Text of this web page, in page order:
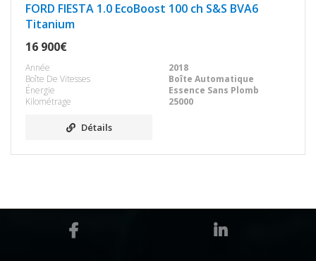
FORD FIESTA 1.0 EcoBoost 100 ch S&S BVA6
Titanium
16 900€
Année
2018
Boîte De Vitesses
Boîte Automatique
Énergie
Essence Sans Plomb
Kilométrage
25000
Détails